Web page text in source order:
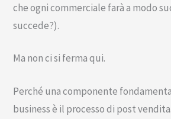
che ogni commerciale farà a modo
succede?).
Ma non ci si ferma qui.
Perché una componente
business è il processo di post